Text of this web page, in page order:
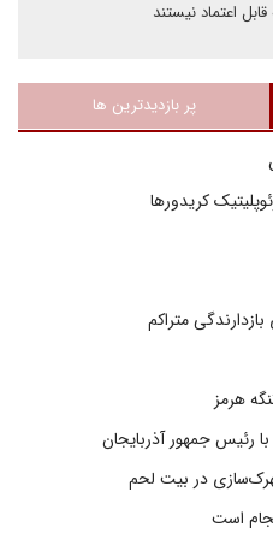
اعتماد نیستند
پر بازدیدترین ها
کریدورها
متراکم
هرمز
رئیس جمهور آذربایجان
در بیت‌ لحم
است